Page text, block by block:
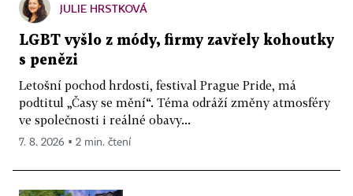
JULIE HRSTKOVÁ
LGBT vyšlo z módy, firmy zavřely kohoutky
s penězi
Letošní pochod hrdosti, festival Prague Pride, má
podtitul „Časy se mění“. Téma odráží změny atmosféry
ve společnosti i reálné obavy...
7. 8. 2026 ▪ 2 min. čtení